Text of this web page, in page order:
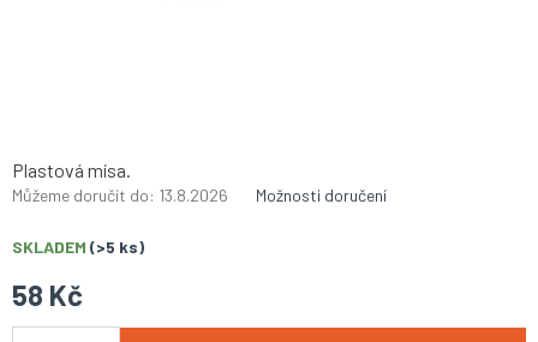
58 Kč
SKLADEM (>5 ks)
Můžeme doručit do: 13.8.2026 Možnosti doručení
Plastová mísa.